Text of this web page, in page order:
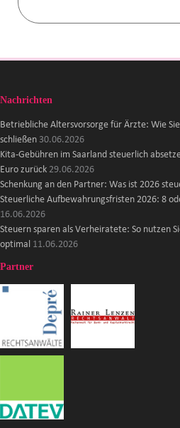
Nachrichten
Betriebliche Altersvorsorge für Ärzte: Wie
schließen 30.06.2026
Kita-Gebühren im Saarland steuerlich
Euro zurück 29.06.2026
Schenkung an den Partner: Was ist 2026
Steuerliche Aufbewahrungsfristen 2026: 8
16.06.2026
Steuern sparen als Verheiratete: So nutzen
optimal 11.06.2026
Partner